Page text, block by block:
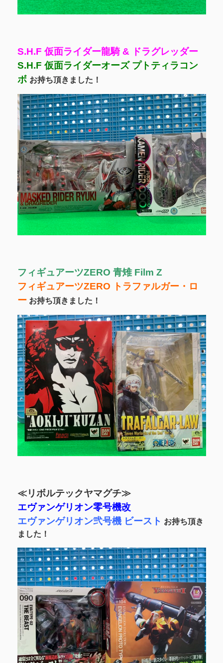
S.H.F 仮面ライダー龍騎 & ドラグレッダー
S.H.F 仮面ライダーオーズ プトティラコン
ボ お持ち頂きました！
フィギュアーツZERO 青雉 Film Z
フィギュアーツZERO トラファルガー・ロ
ー お持ち頂きました！
≪リボルテックヤマグチ≫
エヴァンゲリオン零号機改
エヴァンゲリオン弐号機 ビースト お持ち頂き
ました！